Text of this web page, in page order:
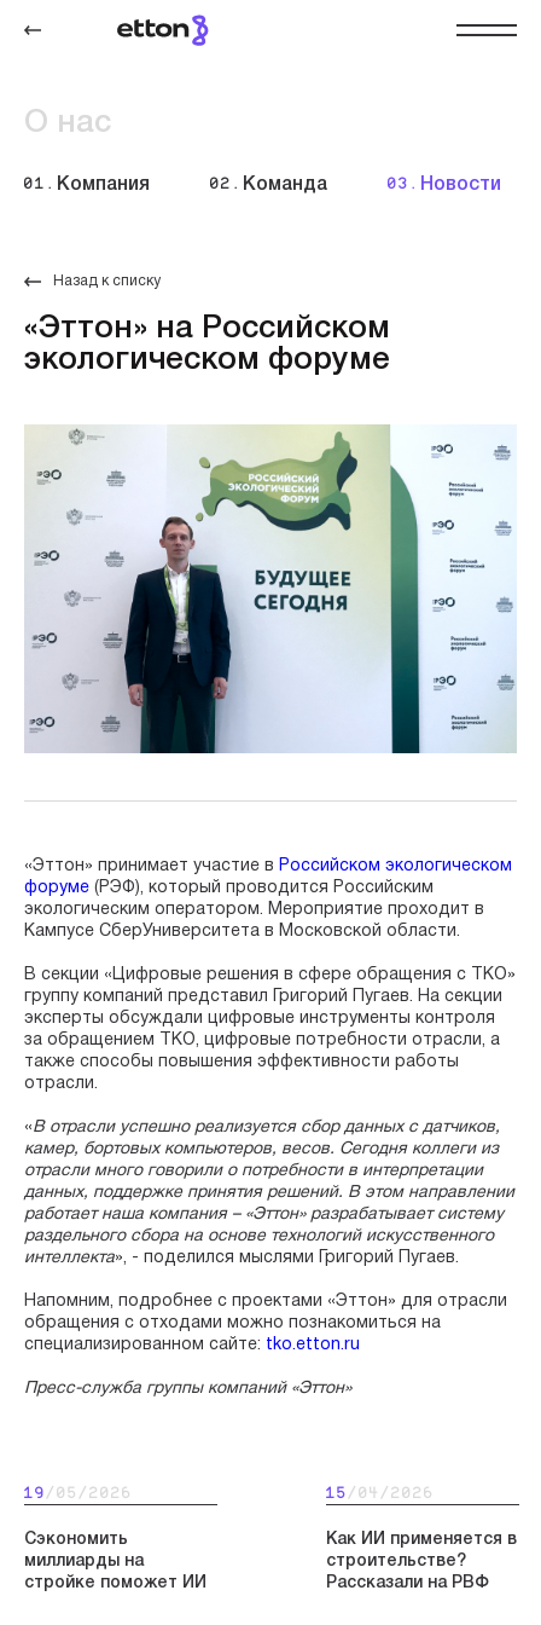
О нас
01. Компания 02. Команда 03. Новости
Назад к списку
«Эттон» на Российском
экологическом форуме
«Эттон» принимает участие в Российском экологическом
форуме (РЭФ), который проводится Российским
экологическим оператором. Мероприятие проходит в
Кампусе СберУниверситета в Московской области.
В секции «Цифровые решения в сфере обращения с ТКО»
группу компаний представил Григорий Пугаев. На секции
эксперты обсуждали цифровые инструменты контроля
за обращением ТКО, цифровые потребности отрасли, а
также способы повышения эффективности работы
отрасли.
«В отрасли успешно реализуется сбор данных с датчиков,
камер, бортовых компьютеров, весов. Сегодня коллеги из
отрасли много говорили о потребности в интерпретации
данных, поддержке принятия решений. В этом направлении
работает наша компания – «Эттон» разрабатывает систему
раздельного сбора на основе технологий искусственного
интеллекта», - поделился мыслями Григорий Пугаев.
Напомним, подробнее с проектами «Эттон» для отрасли
обращения с отходами можно познакомиться на
специализированном сайте: tko.etton.ru
Пресс-служба группы компаний «Эттон»
19 /05/2026
Сэкономить
миллиарды на
стройке поможет ИИ
15 /04/2026
Как ИИ применяется в
строительстве?
Рассказали на РВФ